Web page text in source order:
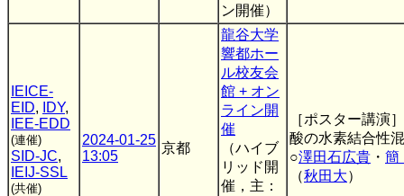
ン開催）
IEICE-
EID, IDY,
IEE-EDD
(連催)
SID-JC,
IEIJ-SSL
(共催)
2024-01-25
13:05
京都
龍谷大学
響都ホー
ル校友会
館 + オン
ライン開
催
（ハイブ
リッド開
催，主：
［ポスター講演
酸の水素結合性
○澤田石広貴 ・
（秋田大）